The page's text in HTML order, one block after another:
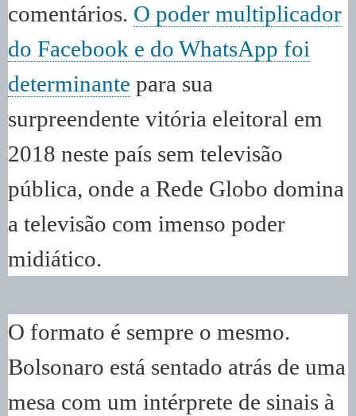
comentários. O poder multiplicador
do Facebook e do WhatsApp foi
determinante para sua
surpreendente vitória eleitoral em
2018 neste país sem televisão
pública, onde a Rede Globo domina
a televisão com imenso poder
midiático.
O formato é sempre o mesmo.
Bolsonaro está sentado atrás de uma
mesa com um intérprete de sinais à